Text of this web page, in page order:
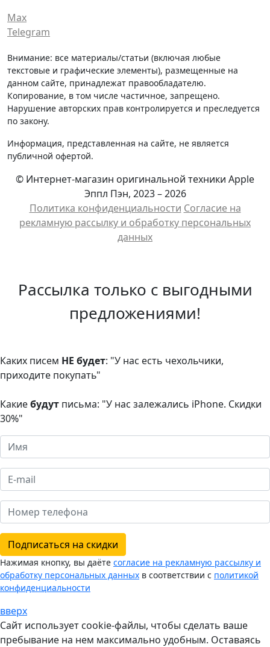
Max
Telegram
Внимание: все материалы/статьи (включая любые
текстовые и графические элементы), размещенные на
данном сайте, принадлежат правообладателю.
Копирование, в том числе частичное, запрещено.
Нарушение авторских прав контролируется и преследуется
по закону.
Информация, представленная на сайте, не является
публичной офертой.
© Интернет-магазин оригинальной техники Apple
Эппл Пэн, 2023 – 2026
Политика конфиденциальности Cогласие на
рекламную рассылку и обработку персональных
данных
Рассылка только с выгодными
предложениями!
Каких писем НЕ будет: "У нас есть чехольчики,
приходите покупать"
Какиебудут письма: "У нас залежались iPhone. Скидки
30%"
Подписаться на скидки
Нажимая кнопку, вы даёте согласие на рекламную рассылку и
обработку персональных данных в соответствии с политикой
конфиденциальности
вверх
Сайт использует cookie-файлы, чтобы сделать ваше
пребывание на нем максимально удобным. Оставаясь